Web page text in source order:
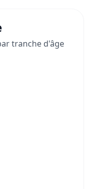
tranche d'âge